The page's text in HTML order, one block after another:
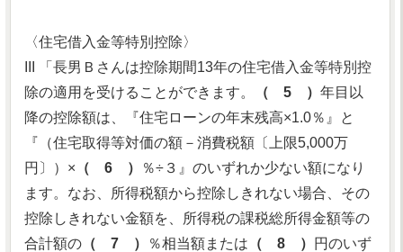
〈住宅借入金等特別控除〉
III 「長男Ｂさんは控除期間13年の住宅借入金等特別控
除の適用を受けることができます。
（ 5 ） 年目以
降の控除額は、『住宅ローンの年末残高×1.0％』と
『（住宅取得等対価の額－消費税額〔上限5,000万
円〕）× （ 6 ）
％÷３』のいずれか少ない額になり
ます。なお、所得税額から控除しきれない場合、その
控除しきれない金額を、所得税の課税総所得金額等の
合計額の （ 7 ） ％相当額または （ 8 ）
円のいず